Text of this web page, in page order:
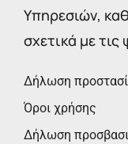
Υπηρεσιών,
σχετικά με
Δήλωση
Όροι χρήσης
Δήλωση